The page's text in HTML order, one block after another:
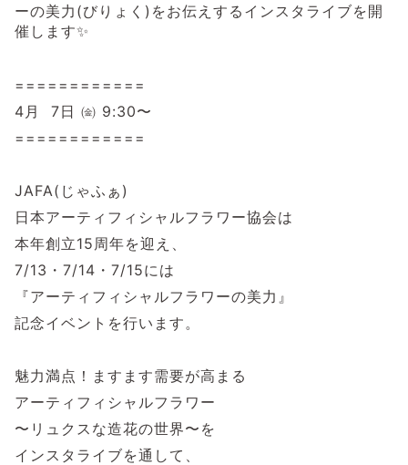
ーの美力 (びりょく ) をお伝えするインスタライブを開
催します✨
============
4 月 7日 ㈮ 9:30〜
============
JAFA( じゃふぁ )
日本アーティフィシャルフラワー協会は
本年創立15 周年を迎え、
7/13 ・ 7/14 ・ 7/15には
『アーティフィシャルフラワーの美力』
記念イベントを行います。
魅力満点！ますます需要が高まる
アーティフィシャルフラワー
〜リュクスな造花の世界〜を
インスタライブを通して、